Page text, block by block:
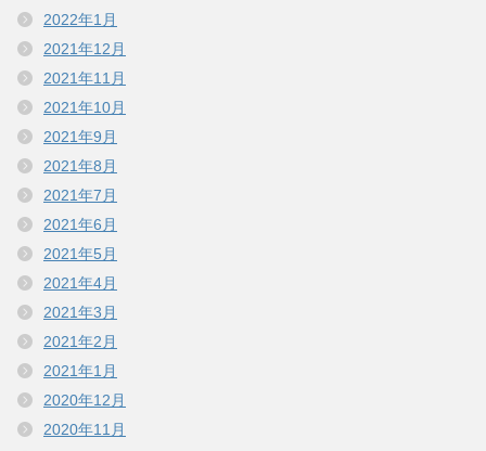
2022年1月
2021年12月
2021年11月
2021年10月
2021年9月
2021年8月
2021年7月
2021年6月
2021年5月
2021年4月
2021年3月
2021年2月
2021年1月
2020年12月
2020年11月